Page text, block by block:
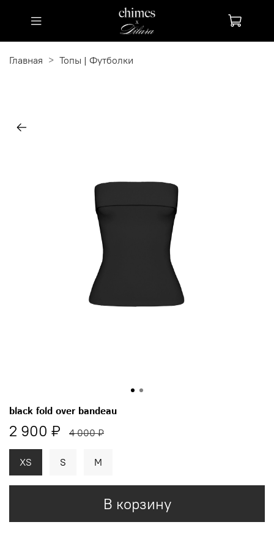
Главная Топы | Футболки
black fold over bandeau
2 900 ₽ 4 000 ₽
В корзину
XS S M